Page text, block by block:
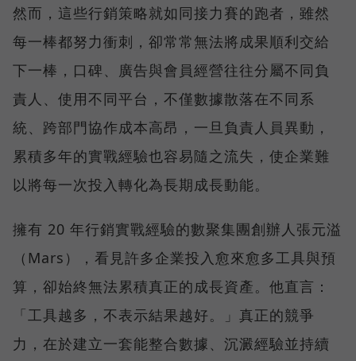
然而，這些行銷策略就如同接力賽的跑者，雖然
每一棒都努力衝刺，卻常常無法將成果順利交給
下一棒，口碑、廣告與會員經營往往分屬不同負
責人、使用不同平台，不僅數據散落在不同系
統、跨部門協作成本高昂，一旦負責人員異動，
累積多年的實戰經驗也容易隨之流失，使企業難
以將每一次投入轉化為長期成長動能。
擁有 20 年行銷實戰經驗的數聚集團創辦人張元溢
（Mars），看見許多企業投入愈來愈多工具與預
算，卻始終無法累積真正的成長資產。他直言：
「工具越多，不表示結果越好。」真正的競爭
力，在於建立一套能整合數據、沉澱經驗並持續